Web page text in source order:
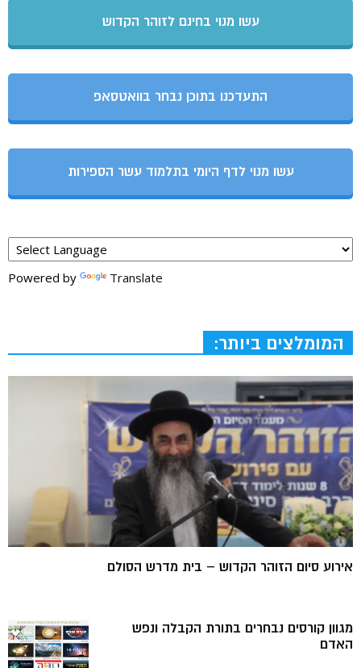
עשו מנוי בחינם לזוהר הקדוש
התעדכנו בתוכן נבחר בוואטסאפ
עשו מנוי לדף היומי בתלמוד עשר הספירות
Powered by Translate
המומלצים ביותר:
אירוע סיום הזוהר הקדוש – בית מדרש הסולם
מגוון קורסים נבחרים בתורת הקבלה ונפש
האדם